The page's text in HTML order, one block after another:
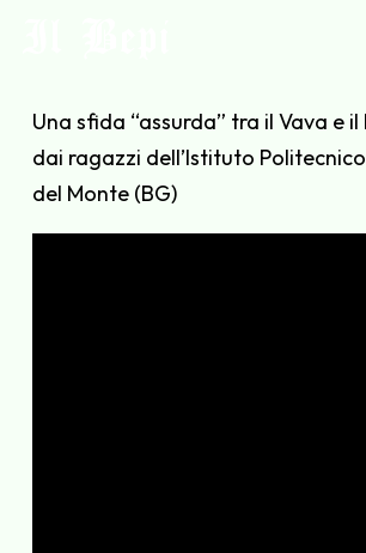
Una sfida “assurda” tra il Vava e
dai ragazzi dell’Istituto
del Monte (BG)